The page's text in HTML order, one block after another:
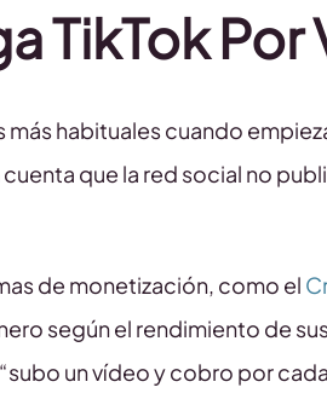
TikTok
más habituales cuando
que la red social no
de monetización, como el
según el rendimiento de
un vídeo y cobro por